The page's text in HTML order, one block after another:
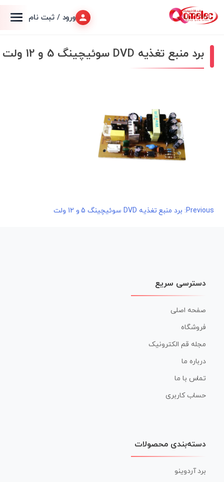
ورود / ثبت نام
برد منبع تغذیه DVD سوئیچینگ 5 و 12 ولت
راهبری
Previous: برد منبع تغذیه DVD سوئیچینگ 5 و 12 ولت
دسترسی سریع
صفحه اصلی
فروشگاه
مجله قم الکترونیک
درباره ما
تماس با ما
حساب کاربری
دسته‌بندی محصولات
برد آردوینو